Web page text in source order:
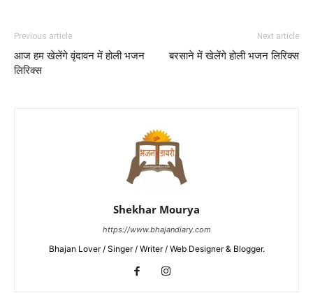
Previous article
आज हम खेलेंगे वृंदावन में होली भजन
लिरिक्स
Next article
बरसाने में खेलेंगे होली भजन लिरिक्स
Shekhar Mourya
https://www.bhajandiary.com
Bhajan Lover / Singer / Writer / Web Designer & Blogger.